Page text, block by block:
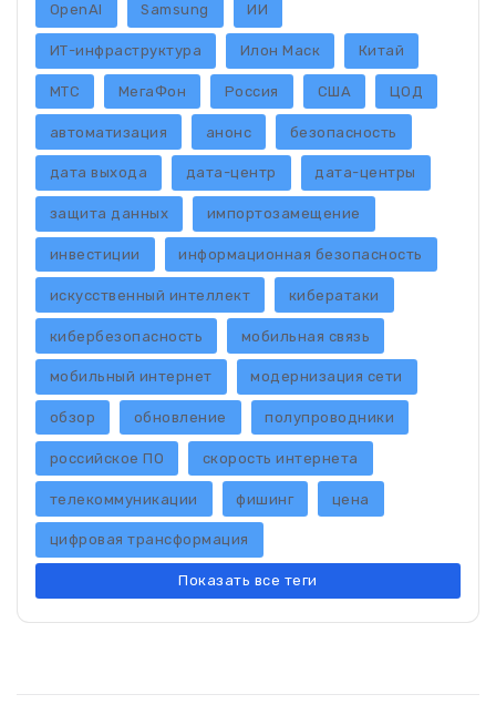
OpenAI Samsung ИИ
ИТ-инфраструктура Илон Маск Китай
МТС МегаФон Россия США ЦОД
автоматизация анонс безопасность
дата выхода дата-центр дата-центры
защита данных импортозамещение
инвестиции информационная безопасность
искусственный интеллект кибератаки
кибербезопасность мобильная связь
мобильный интернет модернизация сети
обзор обновление полупроводники
российское ПО скорость интернета
телекоммуникации фишинг цена
цифровая трансформация
Показать все теги